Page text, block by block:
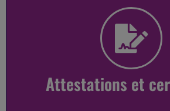
Attestations et